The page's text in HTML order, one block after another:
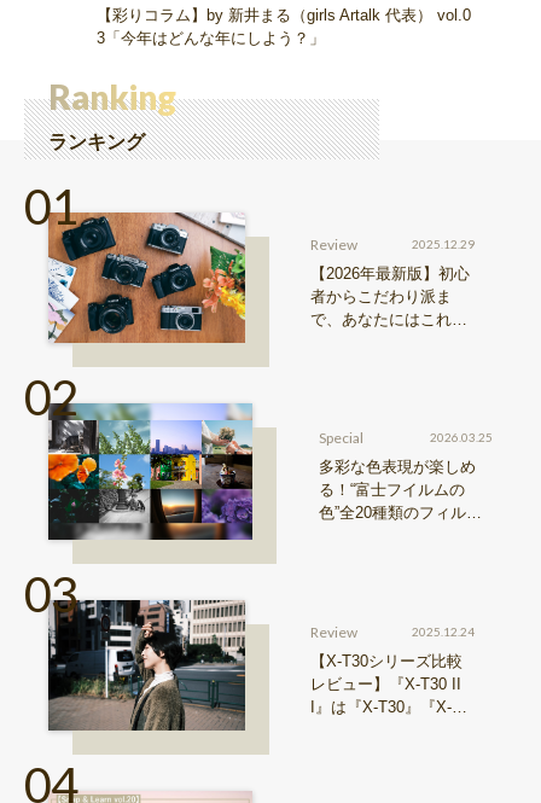
【彩りコラム】by 新井まる（girls Artalk 代表） vol.0
3「今年はどんな年にしよう？」
Ranking
ランキング
Review 2025.12.29
【2026年最新版】初心
者からこだわり派ま
で、あなたにはこれが
Special 2026.03.25
多彩な色表現が楽しめ
る！“富士フイルムの
色”全20種類のフィルム
Review 2025.12.24
【X-T30シリーズ比較
レビュー】『X-T30 II
I』は『X-T30』『X-T3